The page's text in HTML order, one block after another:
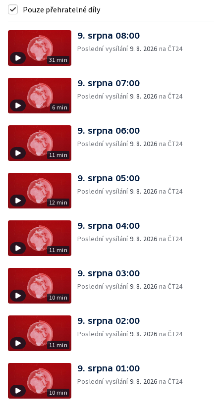
Pouze přehratelné díly
31 min
9. srpna 08:00
Poslední vysílání9. 8. 2026 na ČT24
6 min
9. srpna 07:00
Poslední vysílání9. 8. 2026 na ČT24
11 min
9. srpna 06:00
Poslední vysílání9. 8. 2026 na ČT24
12 min
9. srpna 05:00
Poslední vysílání9. 8. 2026 na ČT24
11 min
9. srpna 04:00
Poslední vysílání9. 8. 2026 na ČT24
10 min
9. srpna 03:00
Poslední vysílání9. 8. 2026 na ČT24
11 min
9. srpna 02:00
Poslední vysílání9. 8. 2026 na ČT24
10 min
9. srpna 01:00
Poslední vysílání9. 8. 2026 na ČT24